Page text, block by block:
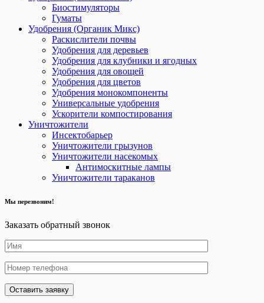
Биостимуляторы
Гуматы
Удобрения (Органик Микс)
Раскислители почвы
Удобрения для деревьев
Удобрения для клубники и ягодных
Удобрения для овощей
Удобрения для цветов
Удобрения монокомпоненты
Универсальные удобрения
Ускорители компостирования
Уничтожители
Инсектобарьер
Уничтожители грызунов
Уничтожители насекомых
Антимоскитные лампы
Уничтожители тараканов
Мы перезвоним!
Заказать обратный звонок